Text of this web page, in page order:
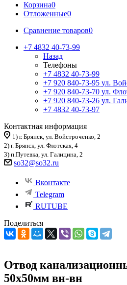
Корзина0
Отложенные0
Сравнение товаров0
+7 4832 40-73-99
Назад
Телефоны
+7 4832 40-73-99
+7 920 840-73-95 ул.
+7 920 840-73-70 ул.
+7 920 840-73-26 ул.
+7 4832 40-73-97
Контактная информация
1) г. Брянск, ул. Войстроченко, 2
2) г. Брянск, ул. Флотская, 4
3) п.Путевка, ул. Галицина, 2
so32@so32.ru
Вконтакте
Telegram
RUTUBE
Поделиться
Отвод
50х50мм вн-вн